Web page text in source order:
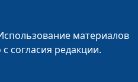
священнослужитель
материалов
согласия редакции.